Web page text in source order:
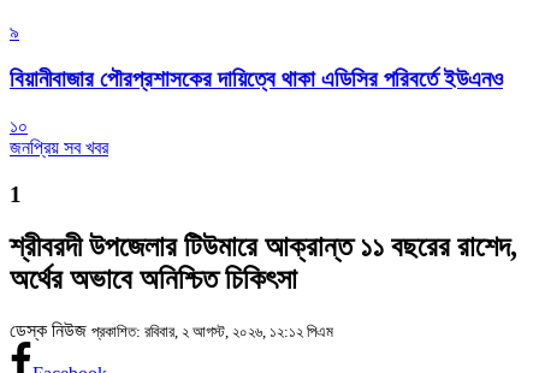
৯
বিয়ানীবাজার পৌরপ্রশাসকের দায়িত্বে থাকা এডিসির পরিবর্তে ইউএনও
১০
জনপ্রিয় সব খবর
1
শ্রীবরদী উপজেলার টিউমারে আক্রান্ত ১১ বছরের রাশেদ,
অর্থের অভাবে অনিশ্চিত চিকিৎসা
ডেস্ক নিউজ প্রকাশিত: রবিবার, ২ আগস্ট, ২০২৬, ১২:১২ পিএম